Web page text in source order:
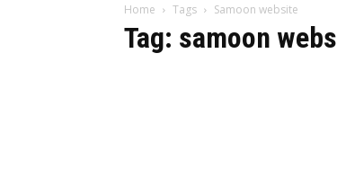
Home Tags Samoon website
Tag: samoon